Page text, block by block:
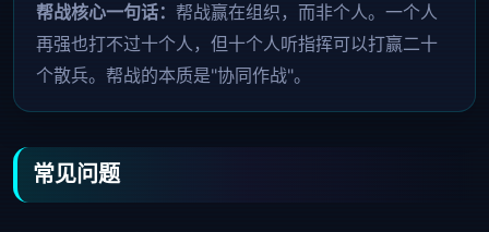
帮战核心一句话： 帮战赢在组织，而非个人。一个人
再强也打不过十个人，但十个人听指挥可以打赢二十
个散兵。帮战的本质是"协同作战"。
常见问题